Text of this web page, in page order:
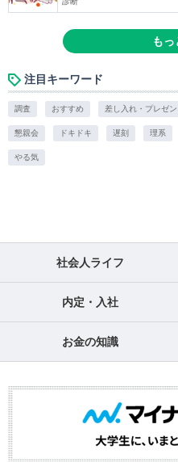
もっ
注目キーワード
調査 おすすめ 差し入れ・プレゼン
懇親会 ドキドキ 遅刻 理系
やる気
社会人ライフ
内定・入社
お金の知識